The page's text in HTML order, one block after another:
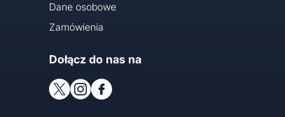
Dane osobowe
Zamówienia
Dołącz do nas na